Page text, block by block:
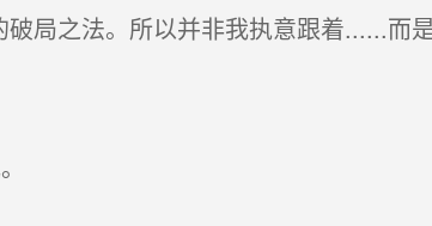
局之法。所以并非我执意跟着......而